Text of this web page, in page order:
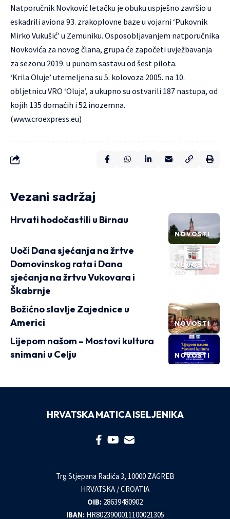
Natporučnik Novković letačku je obuku uspješno završio u
eskadrili aviona 93. zrakoplovne baze u vojarni ‘Pukovnik
Mirko Vukušić’ u Zemuniku. Osposobljavanjem natporučnika
Novkovića za novog člana, grupa će započeti uvježbavanja
za sezonu 2019. u punom sastavu od šest pilota.
‘Krila Oluje’ utemeljena su 5. kolovoza 2005. na 10.
obljetnicu VRO ‘Oluja’, a ukupno su ostvarili 187 nastupa, od
kojih 135 domaćih i 52 inozemna.
(www.croexpress.eu)
Vezani sadržaj
NOVOSTI
Hrvati hodočastili u Birnau
NOVOSTI
Uoči Dana sjećanja na žrtve
Domovinskog rata i Dana
sjećanja na žrtvu Vukovara i
Škabrnje
NOVOSTI
Božićno slavlje Zajednice u
Americi
NOVOSTI
Lijepom našom – Mostovi kultura
snimani u Celju
HRVATSKA MATICA ISELJENIKA
Trg Stjepana Radića 3, 10000 ZAGREB
HRVATSKA / CROATIA
OIB: 28639480902
IBAN: HR8023900011100021305